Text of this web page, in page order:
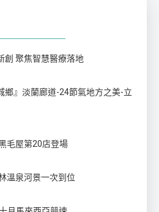
創 聚焦智慧醫療落地
鄉』淡蘭廊道-24節氣地方之美-立
毛屋第20店登場
溫泉河景一次到位